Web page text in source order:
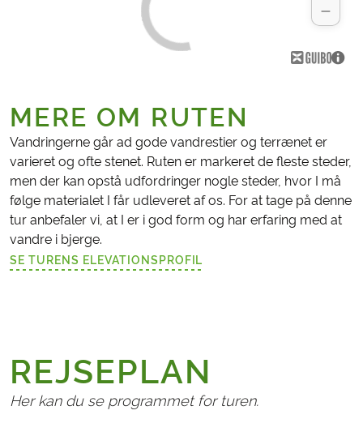
MERE OM RUTEN
Vandringerne går ad gode vandrestier og terrænet er
varieret og ofte stenet. Ruten er markeret de fleste steder,
men der kan opstå udfordringer nogle steder, hvor I må
følge materialet I får udleveret af os. For at tage på denne
tur anbefaler vi, at I er i god form og har erfaring med at
vandre i bjerge.
SE TURENS ELEVATIONSPROFIL
REJSEPLAN
Her kan du se programmet for turen.